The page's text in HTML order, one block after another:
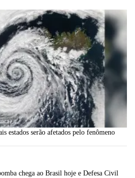
estados serão afetados pelo fenômeno
chega ao Brasil hoje e Defesa Civil